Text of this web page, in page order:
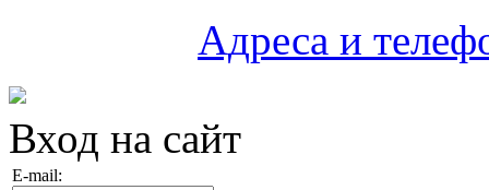
Адреса и
Вход на сайт
E-mail: